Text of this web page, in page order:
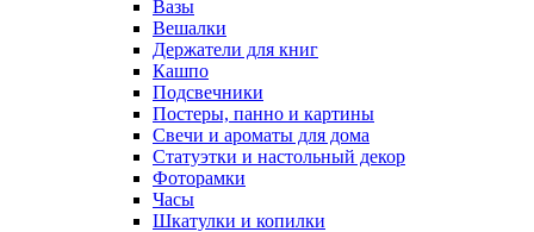
Вазы
Вешалки
Держатели для книг
Кашпо
Подсвечники
Постеры, панно и картины
Свечи и ароматы для дома
Статуэтки и настольный декор
Фоторамки
Часы
Шкатулки и копилки